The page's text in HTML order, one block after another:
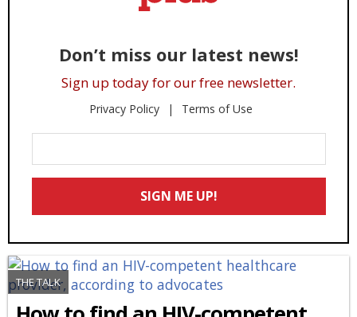
Don’t miss our latest news!
Sign up today for our free newsletter.
Privacy Policy Terms of Use
Your
Email
SIGN ME UP!
THE TALK